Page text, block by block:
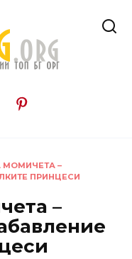
МОМИЧЕТА –
ПРИНЦЕСИ
–